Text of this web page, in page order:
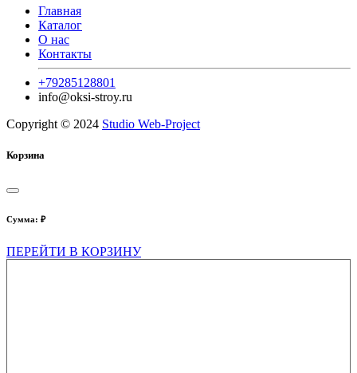
Главная
Каталог
О нас
Контакты
+79285128801
info@oksi-stroy.ru
Copyright © 2024 Studio Web-Project
Корзина
Сумма: ₽
ПЕРЕЙТИ В КОРЗИНУ